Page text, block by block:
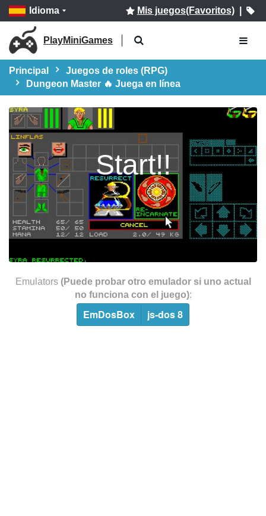
Idioma Mis juegos(Favoritos)|
PlayMiniGames
Principal
Juegos de roles (RPG)
Dungeon Master 🔥 Juega en línea
Start!!
Emulators (Puede probar otro emulador si uno actual
no funciona con el juego):
EmDosBox js-dos 8